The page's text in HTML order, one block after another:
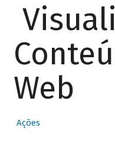
Web
Ações